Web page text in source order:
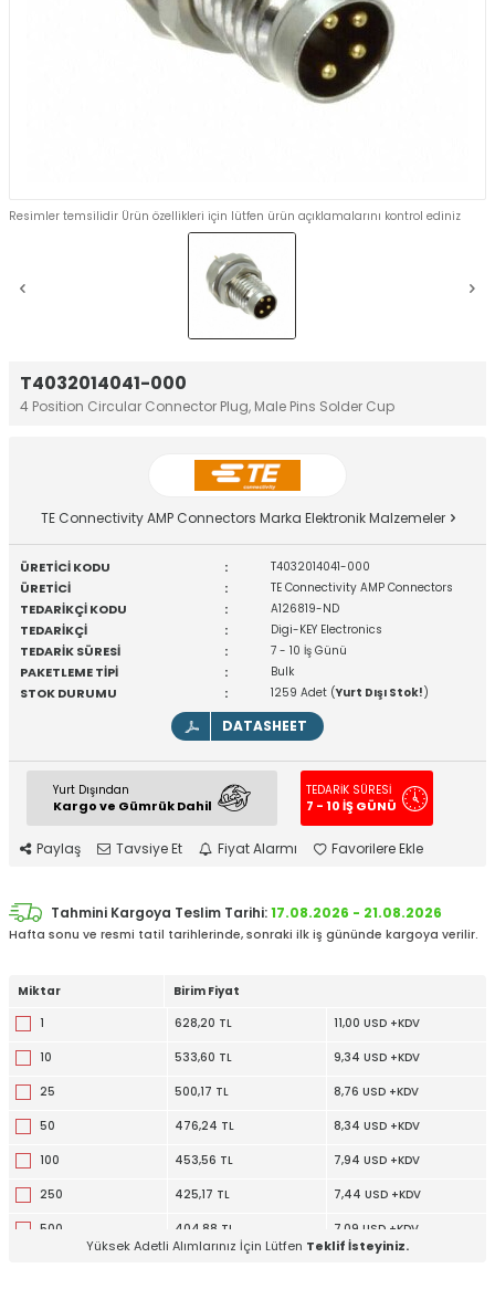
T4032014041-000
4 Position Circular Connector Plug, Male Pins Solder Cup
Resimler temsilidir Ürün özellikleri için lütfen ürün açıklamalarını kontrol ediniz
TE Connectivity AMP Connectors Marka Elektronik Malzemeler
ÜRETİCİ KODU : T4032014041-000
ÜRETİCİ : TE Connectivity AMP Connectors
TEDARİKÇİ KODU : A126819-ND
TEDARİKÇİ : Digi-KEY Electronics
TEDARİK SÜRESİ : 7 - 10 İş Günü
PAKETLEME TİPİ : Bulk
STOK DURUMU : 1259 Adet (Yurt Dışı Stok!)
DATASHEET
Yurt Dışından
Kargo ve Gümrük Dahil
TEDARİK SÜRESİ
7 - 10 İŞ GÜNÜ
Paylaş Tavsiye Et Fiyat Alarmı Favorilere Ekle
Tahmini Kargoya Teslim Tarihi:17.08.2026 - 21.08.2026
Hafta sonu ve resmi tatil tarihlerinde, sonraki ilk iş gününde kargoya verilir.
Miktar
Birim Fiyat
1
628,20 TL 11,00 USD +KDV
10 533,60 TL 9,34 USD +KDV
25 500,17 TL 8,76 USD +KDV
50 476,24 TL 8,34 USD +KDV
100 453,56 TL 7,94 USD +KDV
250 425,17 TL 7,44 USD +KDV
500 404,88 TL 7,09 USD +KDV
Yüksek Adetli Alımlarınız İçin Lütfen Teklif İsteyiniz.